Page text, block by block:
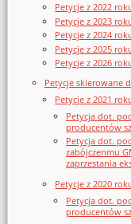
Petycje z 2022
Petycje z 2023
Petycje z 2024
Petycje z 2025
Petycje z 2026
Petycje skierowane
Petycje z 2021
Petycja dot.
producentów
Petycja dot.
zabójczenmu
zaprzestania
Petycje z 2020
Petycja dot.
producentów